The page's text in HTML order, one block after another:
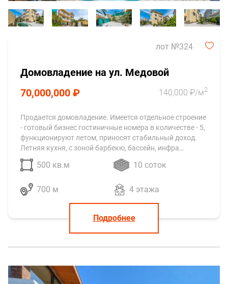
лот №324
Домовладение на ул. Медовой
70,000,000 ₽
140,000 ₽/м2
Продается домовладение. Имеется отдельное строение
- готовый бизнес гостиничные номера в количестве - 5,
функционируют летом, приносят стабильный доход.
Летняя кухня, с зоной барбекю, бассейн, инфра…
500 кв.м 10 соток
700 м 4 этажа
Подробнее